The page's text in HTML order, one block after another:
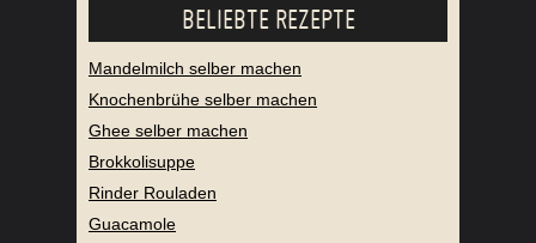
BELIEBTE REZEPTE
Mandelmilch selber machen
Knochenbrühe selber machen
Ghee selber machen
Brokkolisuppe
Rinder Rouladen
Guacamole